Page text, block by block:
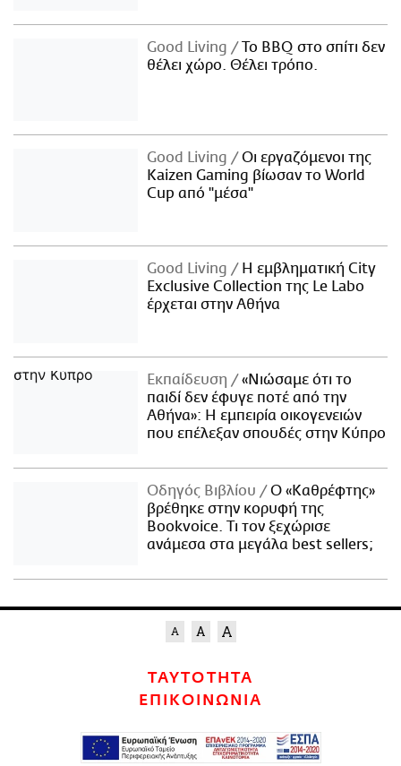
Good Living
Το BBQ στο σπίτι δεν
θέλει χώρο. Θέλει τρόπο.
Good Living
Οι εργαζόμενοι της
Kaizen Gaming βίωσαν το World
Cup από "μέσα"
Good Living
Η εμβληματική City
Exclusive Collection της Le Labo
έρχεται στην Αθήνα
Εκπαίδευση
«Νιώσαμε ότι το
παιδί δεν έφυγε ποτέ από την
Αθήνα»: Η εμπειρία οικογενειών
που επέλεξαν σπουδές στην Κύπρο
Οδηγός Βιβλίου
Ο «Καθρέφτης»
βρέθηκε στην κορυφή της
Bookvoice. Τι τον ξεχώρισε
ανάμεσα στα μεγάλα best sellers;
ΤΑΥΤΟΤΗΤΑ
ΕΠΙΚΟΙΝΩΝΙΑ